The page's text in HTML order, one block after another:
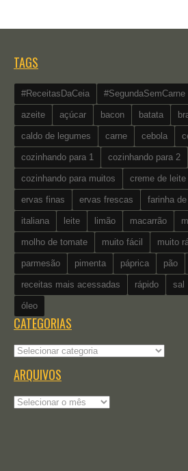
TAGS
#ReceitasDaCeia #SegundaSemCarne
azeite açúcar bacon batata
caldo de legumes carne cebola
cozinhando para 1 cozinhando para 2
cozinhando para muitos creme de leite
ervas finas ervas frescas farinha
italiana leite limão macarrão
molho de tomate muito fácil muito
parmesão pimenta páprica pão
receitas mais acessadas rápido sal
óleo
CATEGORIAS
Categorias
ARQUIVOS
Arquivos